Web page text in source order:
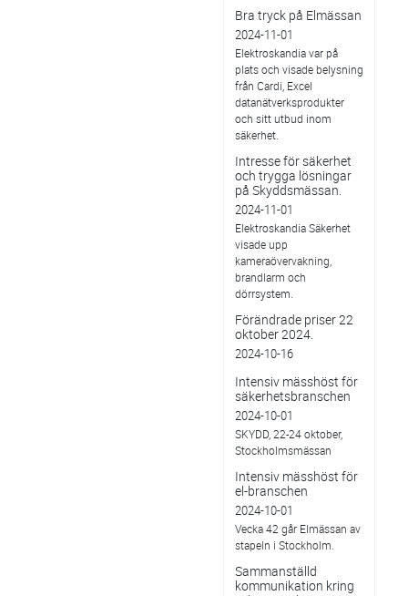
Bra tryck på Elmässan
2024-11-01
Elektroskandia var på
plats och visade belysning
från Cardi, Excel
datanätverksprodukter
och sitt utbud inom
säkerhet.
Intresse för säkerhet
och trygga lösningar
på Skyddsmässan.
2024-11-01
Elektroskandia Säkerhet
visade upp
kameraövervakning,
brandlarm och
dörrsystem.
Förändrade priser 22
oktober 2024.
2024-10-16
Intensiv mässhöst för
säkerhetsbranschen
2024-10-01
SKYDD, 22-24 oktober,
Stockholmsmässan
Intensiv mässhöst för
el-branschen
2024-10-01
Vecka 42 går Elmässan av
stapeln i Stockholm.
Sammanställd
kommunikation kring